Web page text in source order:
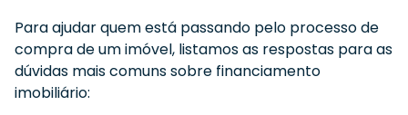
Para ajudar quem está passando pelo processo de
compra de um imóvel, listamos as respostas para as
dúvidas mais comuns sobre financiamento
imobiliário: